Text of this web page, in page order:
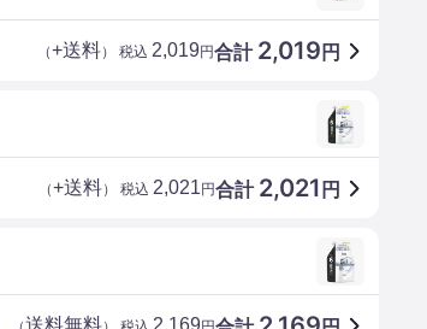
合計 2,019 円
（+送料） 税込 2,019円
合計 2,021 円
（+送料） 税込 2,021円
送料無料 2,169